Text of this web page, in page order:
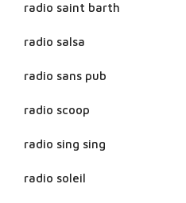
radio saint barth
radio salsa
radio sans pub
radio scoop
radio sing sing
radio soleil